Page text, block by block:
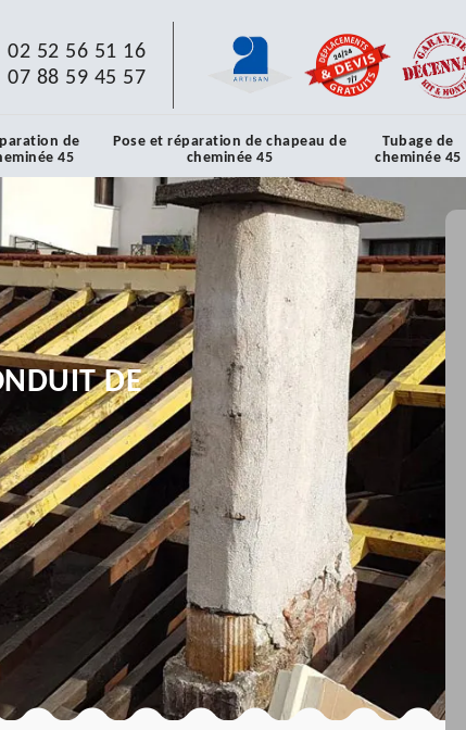
02 52 56 51 16
07 88 59 45 57
de
45
Pose et réparation de chapeau de
cheminée 45
Tubage de
cheminée 45
DE